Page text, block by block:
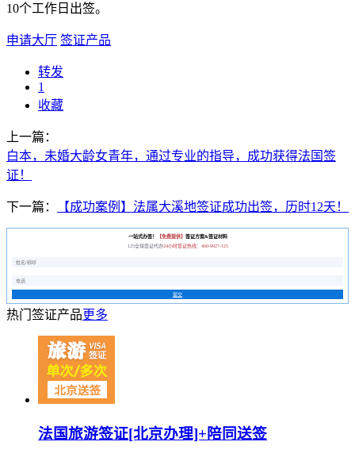
10个工作日出签。
申请大厅 签证产品
转发
1
收藏
上一篇：
白本，未婚大龄女青年，通过专业的指导，成功获得法国签
证！
下一篇： 【成功案例】法属大溪地签证成功出签，历时12天！
一站式办签！ 【免费提供】 签证方案&签证材料
125全球签证代办24小时签证热线：400-9927-125
提交
热门签证产品更多
法国旅游签证[北京办理]+陪同送签